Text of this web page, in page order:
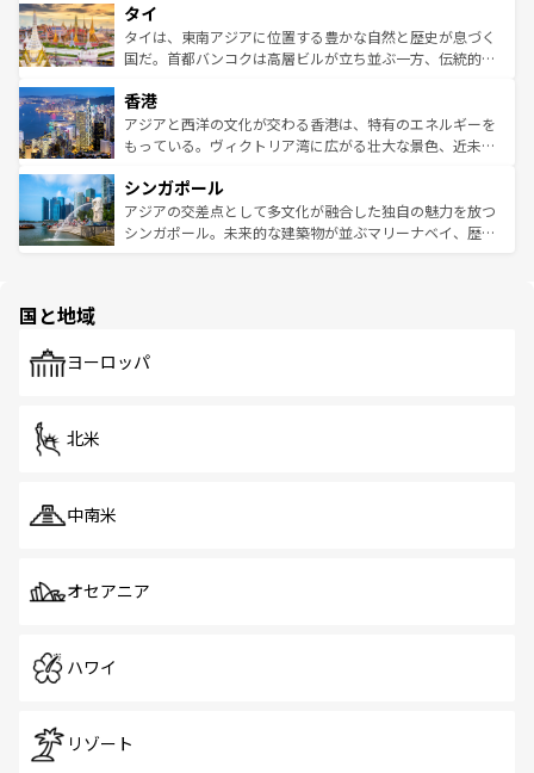
リティに包まれながら、韓国の多彩な魅力を心ゆくまで味
わってみてほしい。 なお、新着の韓国情報はコンテンツ一
覧を参照してほしい。
急速な発展と共に伝統が息づく。ハノイの古い町並みやホ
ーチミン市のフランス統治時代の建物も、独特の雰囲気を
醸し出している。また、バラエティの豊かさとおいしさで
とつ。フォーやバインミー、ベトナムコーヒーなどは、ぜ
ひ現地で味わいたい。どの地域を訪れてもあたたかい人々
が旅行者を迎えてくれるので、きっと忘れられない旅にな
参照してほしい。
タイ
タイは、東南アジアに位置する豊かな自然と歴史が息づく
国だ。首都バンコクは高層ビルが立ち並ぶ一方、伝統的な
の活気が交差している。北部ではチェンマイなどの山岳地
帯で自然と触れ合い、南部ではプーケットやクラビの美し
いビーチでリゾート気分を楽しむことができる。タイ料理
激する。気候は一年中温暖で、どの季節にも異なる楽しみ
が待っている。親しみやすいタイの人々、仏教を中心とし
た文化、そして多様な観光資源が、訪れる旅人を魅了し続
香港
アジアと西洋の文化が交わる香港は、特有のエネルギーを
もっている。ヴィクトリア湾に広がる壮大な景色、近未来
み、どこを訪れても感動するはず。観光スポットが密集し
ており、効率よく見どころを回れるのも魅力。息をのむよ
うな絶景から文化的な体験まで、香港を存分に楽しみ尽く
シンガポール
アジアの交差点として多文化が融合した独自の魅力を放つ
シンガポール。未来的な建築物が並ぶマリーナベイ、歴史
で、ホーカーズは地元の風情を楽しめる外せないスポット
国と地域
ヨーロッパ
北米
中南米
オセアニア
ハワイ
リゾート